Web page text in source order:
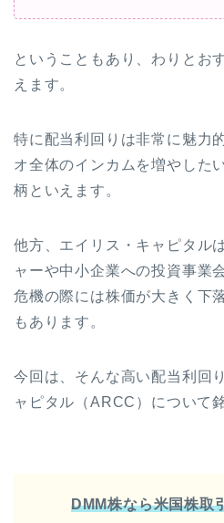
ということもあり、わりとお
えます。
特に配当利回りは非常に魅力
オ全体のインカムを増やした
柄といえます。
他方、エイリス・キャピタル
ャーや中小企業への投資事業
危機の際には株価が大きく下
もあります。
今回は、そんな高い配当利回
ャピタル（ARCC）について
DMM株なら米国株取